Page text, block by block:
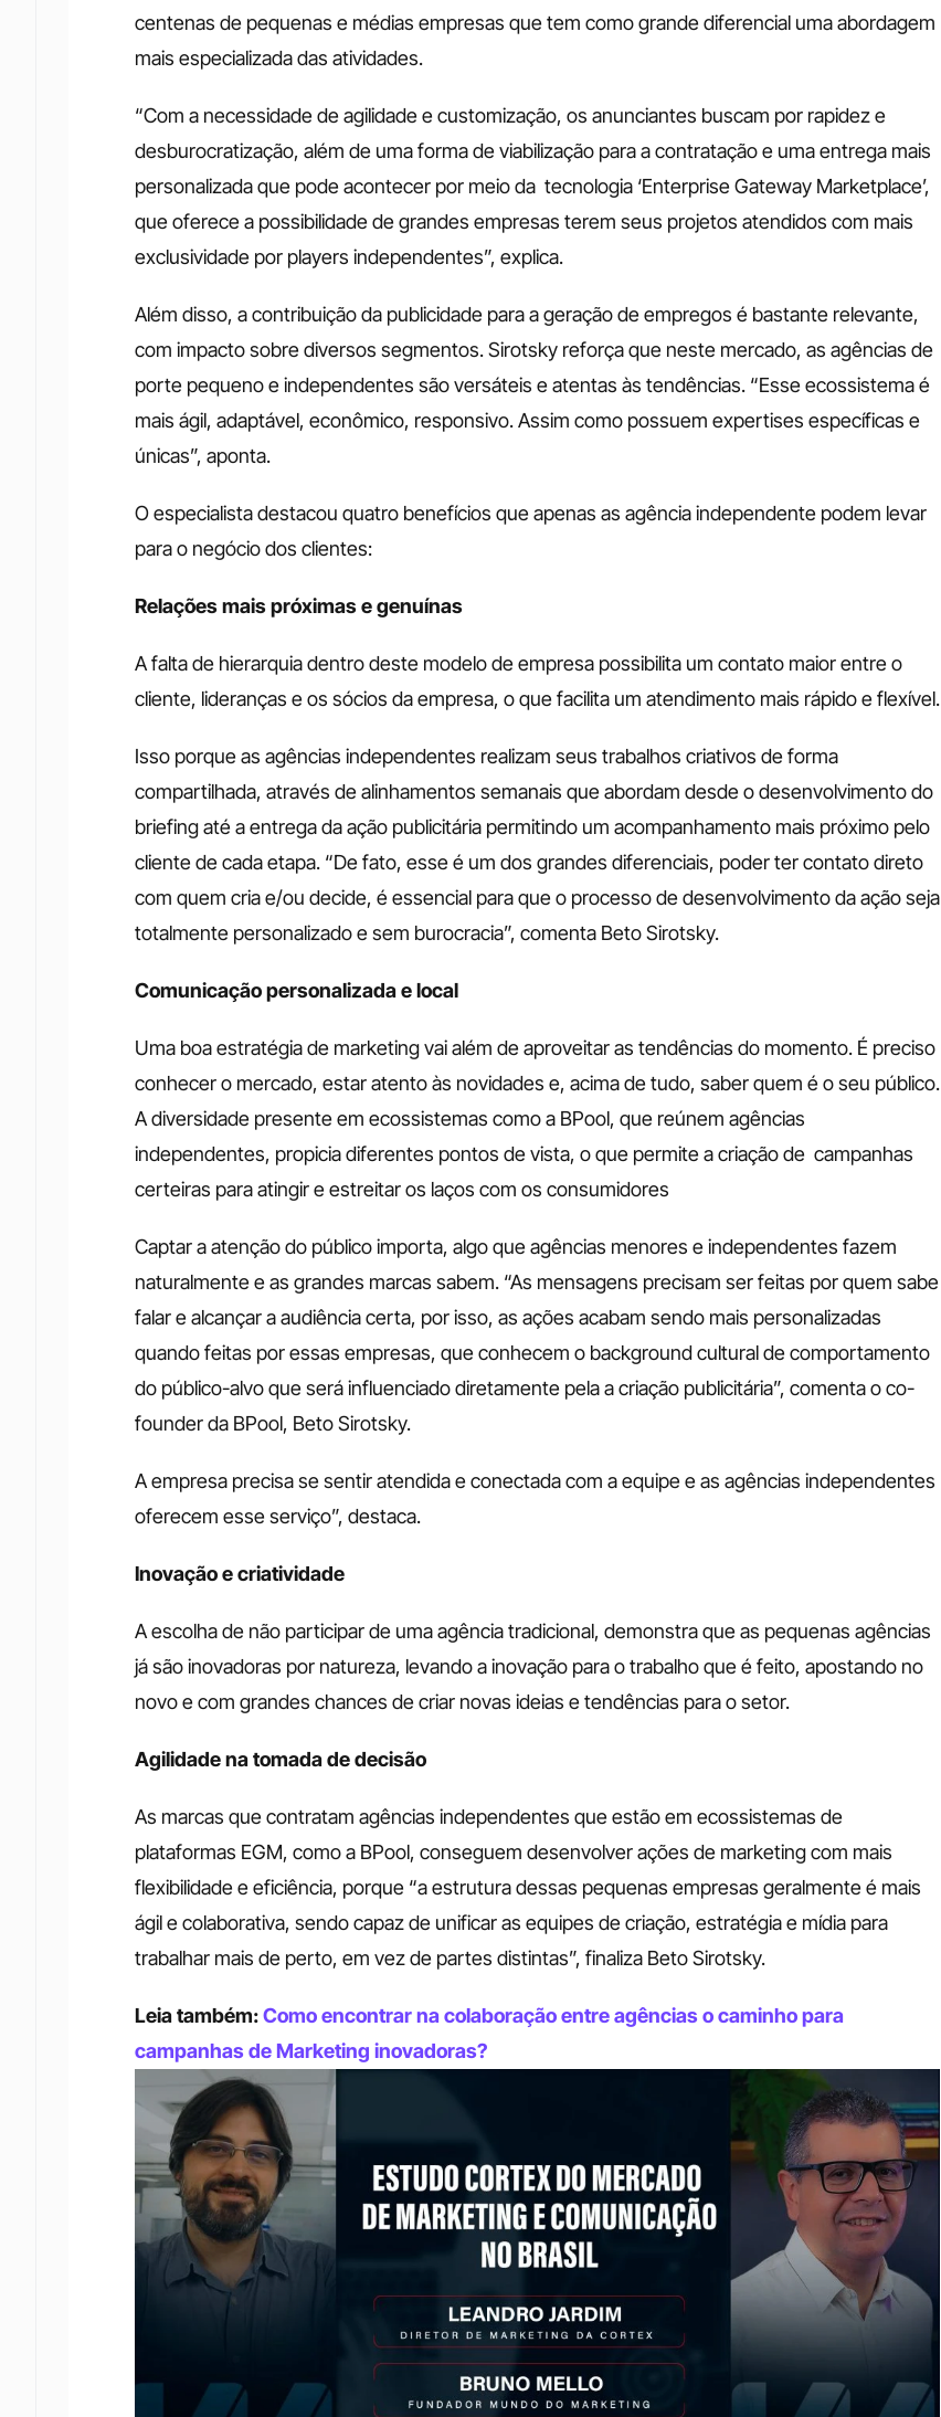
centenas de pequenas e médias empresas que tem como grande diferencial uma abordagem
mais especializada das atividades.
“Com a necessidade de agilidade e customização, os anunciantes buscam por rapidez e
desburocratização, além de uma forma de viabilização para a contratação e uma entrega mais
personalizada que pode acontecer por meio da  tecnologia ‘Enterprise Gateway Marketplace’,
que oferece a possibilidade de grandes empresas terem seus projetos atendidos com mais
exclusividade por players independentes”, explica.
Além disso, a contribuição da publicidade para a geração de empregos é bastante relevante,
com impacto sobre diversos segmentos. Sirotsky reforça que neste mercado, as agências de
porte pequeno e independentes são versáteis e atentas às tendências. “Esse ecossistema é
mais ágil, adaptável, econômico, responsivo. Assim como possuem expertises específicas e
únicas”, aponta.
O especialista destacou quatro benefícios que apenas as agência independente podem levar
para o negócio dos clientes:
Relações mais próximas e genuínas
A falta de hierarquia dentro deste modelo de empresa possibilita um contato maior entre o
cliente, lideranças e os sócios da empresa, o que facilita um atendimento mais rápido e flexível.
Isso porque as agências independentes realizam seus trabalhos criativos de forma
compartilhada, através de alinhamentos semanais que abordam desde o desenvolvimento do
briefing até a entrega da ação publicitária permitindo um acompanhamento mais próximo pelo
cliente de cada etapa. “De fato, esse é um dos grandes diferenciais, poder ter contato direto
com quem cria e/ou decide, é essencial para que o processo de desenvolvimento da ação seja
totalmente personalizado e sem burocracia”, comenta Beto Sirotsky.
Comunicação personalizada e local
Uma boa estratégia de marketing vai além de aproveitar as tendências do momento. É preciso
conhecer o mercado, estar atento às novidades e, acima de tudo, saber quem é o seu público.
A diversidade presente em ecossistemas como a BPool, que reúnem agências
independentes, propicia diferentes pontos de vista, o que permite a criação de  campanhas
certeiras para atingir e estreitar os laços com os consumidores
Captar a atenção do público importa, algo que agências menores e independentes fazem
naturalmente e as grandes marcas sabem. “As mensagens precisam ser feitas por quem sabe
falar e alcançar a audiência certa, por isso, as ações acabam sendo mais personalizadas
quando feitas por essas empresas, que conhecem o background cultural de comportamento
do público-alvo que será influenciado diretamente pela a criação publicitária”, comenta o co-
founder da BPool, Beto Sirotsky.
A empresa precisa se sentir atendida e conectada com a equipe e as agências independentes
oferecem esse serviço”, destaca.
Inovação e criatividade
A escolha de não participar de uma agência tradicional, demonstra que as pequenas agências
já são inovadoras por natureza, levando a inovação para o trabalho que é feito, apostando no
novo e com grandes chances de criar novas ideias e tendências para o setor.
Agilidade na tomada de decisão
As marcas que contratam agências independentes que estão em ecossistemas de
plataformas EGM, como a BPool, conseguem desenvolver ações de marketing com mais
flexibilidade e eficiência, porque “a estrutura dessas pequenas empresas geralmente é mais
ágil e colaborativa, sendo capaz de unificar as equipes de criação, estratégia e mídia para
trabalhar mais de perto, em vez de partes distintas”, finaliza Beto Sirotsky.
Leia também: Como encontrar na colaboração entre agências o caminho para
campanhas de Marketing inovadoras?